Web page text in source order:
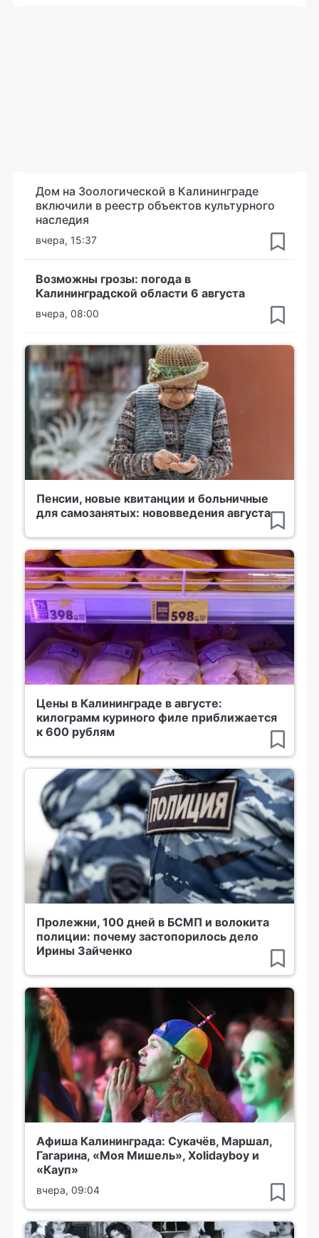
Дом на Зоологической в Калининграде
включили в реестр объектов культурного
наследия
вчера, 15:37
Возможны грозы: погода в
Калининградской области 6 августа
вчера, 08:00
Пенсии, новые квитанции и больничные
для самозанятых: нововведения августа
Цены в Калининграде в августе:
килограмм куриного филе приближается
к 600 рублям
Пролежни, 100 дней в БСМП и волокита
полиции: почему застопорилось дело
Ирины Зайченко
Афиша Калининграда: Сукачёв, Маршал,
Гагарина, «Моя Мишель», Xolidayboy и
«Кауп»
вчера, 09:04